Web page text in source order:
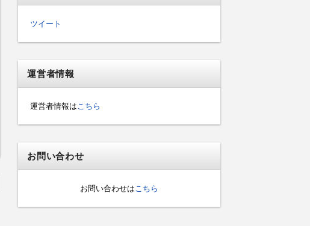
ツイート
運営者情報
運営者情報は こちら
お問い合わせ
お問い合わせは こちら